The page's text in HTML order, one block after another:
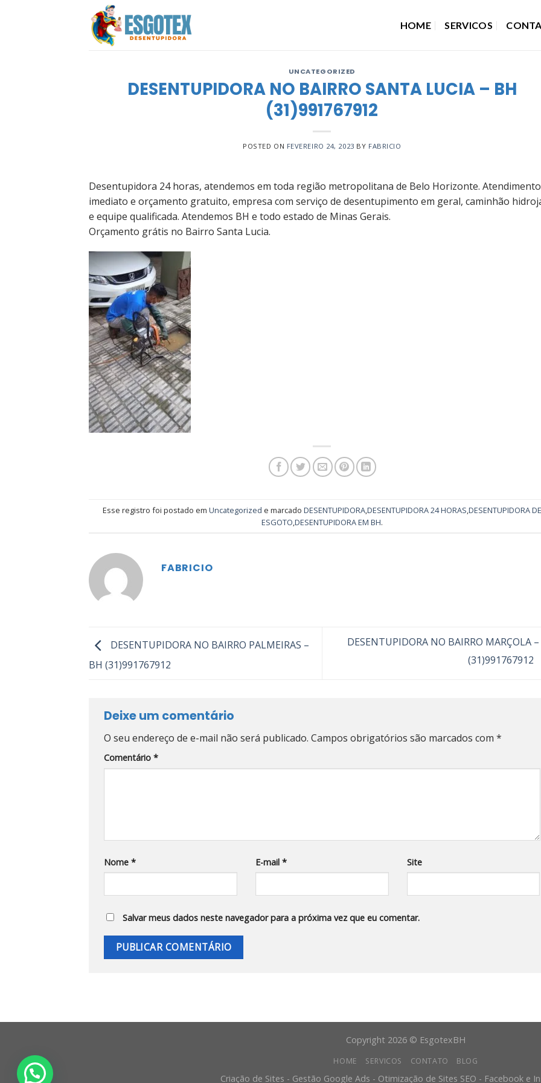
HOME SERVICOS
UNCATEGORIZED
DESENTUPIDORA NO BAIRRO SANTA LUCIA – BH
(31)991767912
POSTED ON FEVEREIRO 24, 2023 BY FABRICIO
Desentupidora 24 horas, atendemos em toda região metropolitana de Belo Horizonte. Atendimento
imediato e orçamento gratuito, empresa com serviço de desentupimento em geral, caminhão
e equipe qualificada. Atendemos BH e todo estado de Minas Gerais.
Orçamento grátis no Bairro Santa Lucia.
Esse registro foi postado em Uncategorized e marcado DESENTUPIDORA,DESENTUPIDORA 24 HORAS,DESENTUPIDORA DE
ESGOTO,DESENTUPIDORA EM BH.
FABRICIO
DESENTUPIDORA NO BAIRRO PALMEIRAS –
BH (31)991767912
DESENTUPIDORA NO BAIRRO MARÇOLA
(31)991767912
Deixe um comentário
O seu endereço de e-mail não será publicado. Campos obrigatórios são marcados com *
Comentário *
Nome * E-mail * Site
Salvar meus dados neste navegador para a próxima vez que eu comentar.
Copyright 2026 © EsgotexBH
HOME SERVICOS CONTATO BLOG
Criação de Sites - Gestão Google Ads - Otimização de Sites SEO - Facebook e